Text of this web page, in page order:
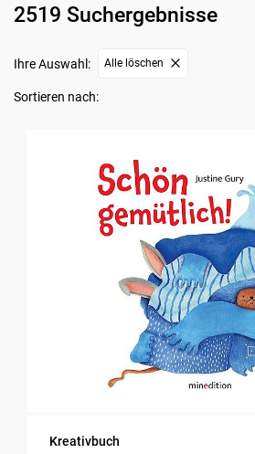
2519 Suchergebnisse
Ihre Auswahl: Alle löschen
Sortieren nach:
Kreativbuch